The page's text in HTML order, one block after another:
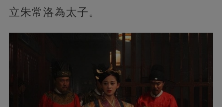
立朱常洛為太子。